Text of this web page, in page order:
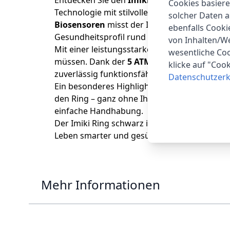
Technologie mit stilvollem Design und
Biosensoren misst der Imiki Ring
Gesundheitsprofil rund um die Uhr.
Mit einer leistungsstarken
300 mAh Batterie
müssen. Dank der5 ATM Wasserdichtigkeit
zuverlässig funktionsfähig.
Ein besonderes Highlight ist die
den Ring – ganz ohne Ihr Smartphone aus
einfache Handhabung.
Der Imiki Ring schwarz ist somit nicht nur
Leben smarter und gesünder macht.
Mehr Informationen
Cookies
solcher Daten
ebenfalls
von Inhalten/
wesentliche
klicke auf